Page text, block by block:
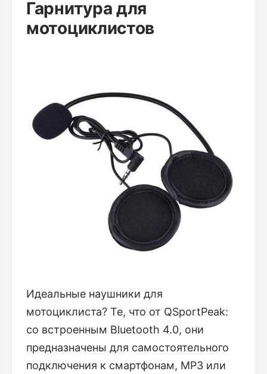
Гарнитура для
мотоциклистов
Идеальные наушники для
мотоциклиста? Те, что от QSportPeak:
со встроенным Bluetooth 4.0, они
предназначены для самостоятельного
подключения к смартфонам, MP3 или